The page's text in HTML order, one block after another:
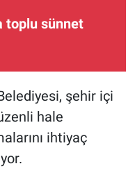
toplu sünnet
şehir içi
hale
ihtiyaç